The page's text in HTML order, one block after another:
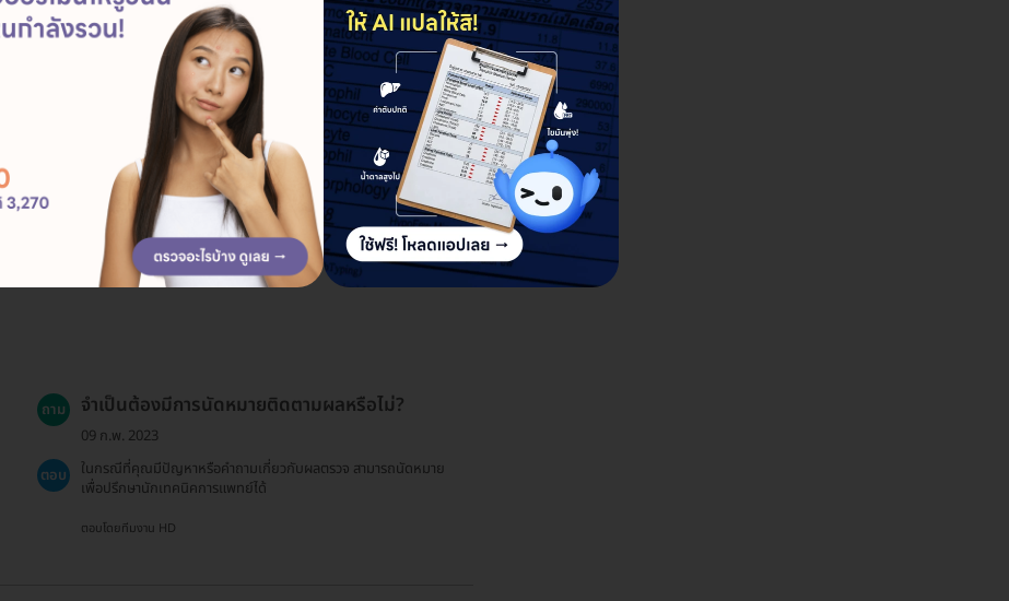
BRIA Health Center สาขาเชียงใหม่
9 ซ. อนุบาล 4 ถ. อนุบาล ต. ช้างเผือก อ. เมือง จ. เชียงใหม่ 50300
ดูรายละเอียด
BRIA Health Center สาขาบึงยี่โถ
999/2 ชั้น 3 อาคารศูนย์การแพทย์เทศบาลบึงยี่โถ (เฟส 2) หมู่ 4 ซ. รังสิต-
นครนายก 83 ถ. รังสิต-นครนายก ต. บึงยี่โถ อ. ธัญบุรี จ. ปทุมธานี 12130
ดูรายละเอียด
ถาม จำเป็นต้องมีการนัดหมายติดตามผลหรือไม่?
09 ก.พ. 2023
ตอบ
ในกรณีที่คุณมีปัญหาหรือคำถามเกี่ยวกับผลตรวจ สามารถนัดหมาย
เพื่อปรึกษานักเทคนิคการแพทย์ได้
ตอบโดยทีมงาน HD